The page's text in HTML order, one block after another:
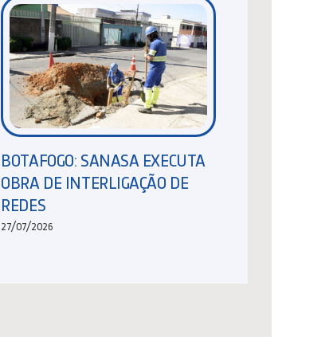
BOTAFOGO: SANASA EXECUTA
OBRA DE INTERLIGAÇÃO DE
REDES
27/07/2026